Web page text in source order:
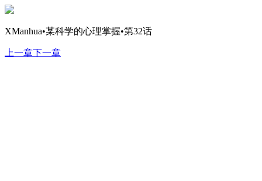
XManhua•某科学的心理掌握•第32话
上一章下一章